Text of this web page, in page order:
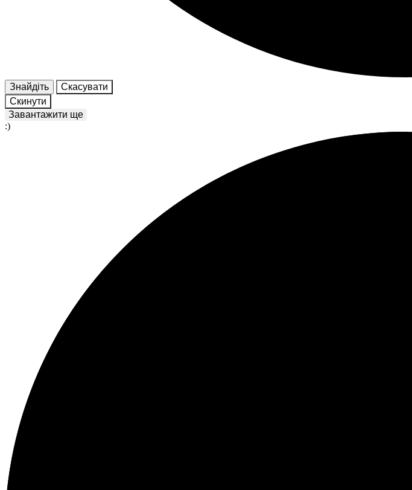
Знайдіть
Скасувати
Скинути
Завантажити ще
:)